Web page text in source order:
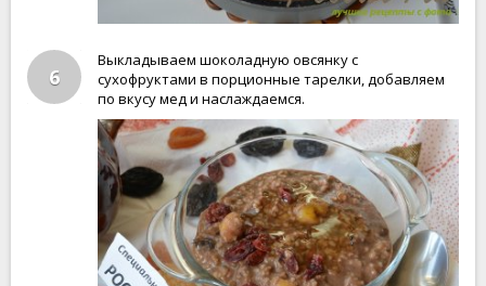
6
Выкладываем шоколадную овсянку с
сухофруктами в порционные тарелки, добавляем
по вкусу мед и наслаждаемся.